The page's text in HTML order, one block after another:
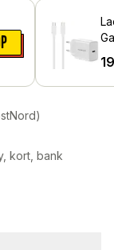
kort, bank